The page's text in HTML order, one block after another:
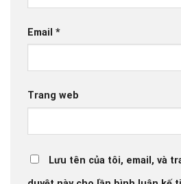
Email *
Trang web
Lưu tên của tôi, email, và